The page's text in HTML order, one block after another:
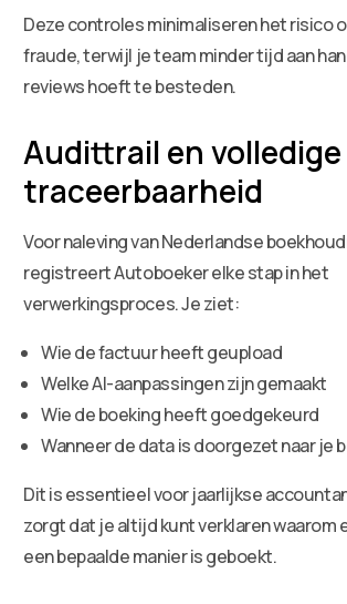
Deze controles minimaliseren het risico
fraude, terwijl je team minder tijd aan
reviews hoeft te besteden.
Audittrail en volledige
traceerbaarheid
Voor naleving van Nederlandse
registreert Autoboeker elke stap in het
verwerkingsproces. Je ziet:
Wie de factuur heeft geupload
Welke AI-aanpassingen zijn gemaakt
Wie de boeking heeft goedgekeurd
Wanneer de data is doorgezet naar je
Dit is essentieel voor jaarlijkse
zorgt dat je altijd kunt verklaren waarom
een bepaalde manier is geboekt.